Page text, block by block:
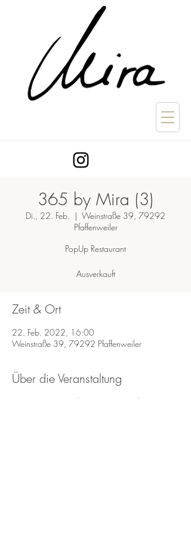
365 by Mira (3)
Di., 22. Feb.
  |
Weinstraße 39, 79292
Pfaffenweiler
PopUp Restaurant
Ausverkauft
Zeit & Ort
22. Feb. 2022, 16:00
Weinstraße 39, 79292 Pfaffenweiler
Über die Veranstaltung
Wenn Sie eine Tisch reservieren möchten